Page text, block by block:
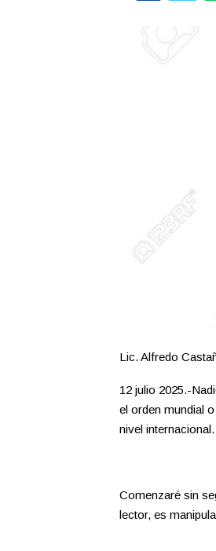
Lic. Alfredo
12 julio 2025.-
el orden mundial
nivel internacional.
Comenzaré sin
lector, es